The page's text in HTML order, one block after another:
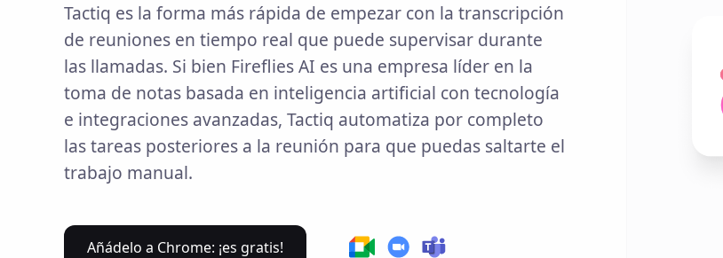
Tactiq es la forma más rápida de empezar con la transcripción
de reuniones en tiempo real que puede supervisar durante
las llamadas. Si bien Fireflies AI es una empresa líder en la
toma de notas basada en inteligencia artificial con tecnología
e integraciones avanzadas, Tactiq automatiza por completo
las tareas posteriores a la reunión para que puedas saltarte el
trabajo manual.
Añádelo a Chrome: ¡es gratis!